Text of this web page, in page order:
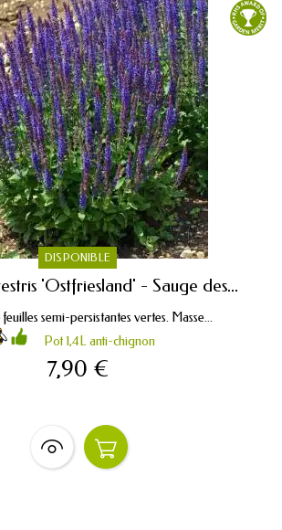
DISPONIBLE
'Ostfriesland' - Sauge des...
semi-persistantes vertes. Masse...
Pot 1,4L anti-chignon
7,90 €